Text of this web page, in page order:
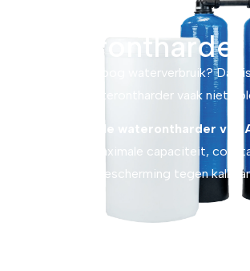
Waterontharder
Heeft u een hoog waterverbruik? Dan
standaard waterontharder vaak niet
industriële waterontharder van
garandeert maximale capaciteit,
en volledige bescherming tegen